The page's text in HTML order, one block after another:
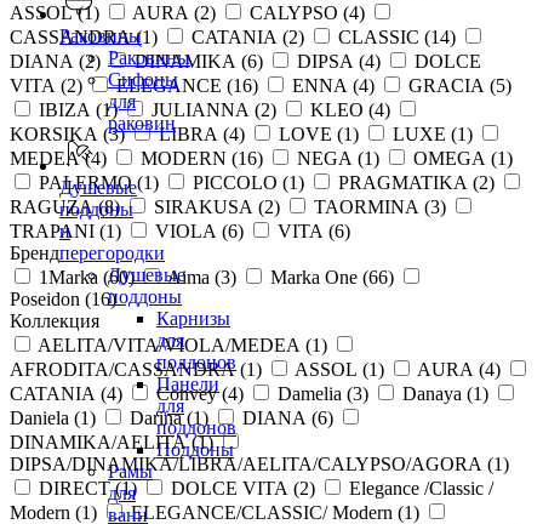
Раковины
Раковины
Сифоны
для
раковин
Душевые
поддоны
и
перегородки
Душевые
поддоны
Карнизы
для
поддонов
Панели
для
поддонов
Поддоны
Рамы
для
ванн
ASSOL (1) AURA (2) CALYPSO (4)
CASSANDRA (1) CATANIA (2) CLASSIC (14)
DIANA (2) DINAMIKA (6) DIPSA (4)
DOLCE
VITA (2) ELEGANCE (16) ENNA (4) GRACIA (5)
IBIZA (1) JULIANNA (2) KLEO (4)
KORSIKA (3) LIBRA (4) LOVE (1) LUXE (1)
MEDEA (4) MODERN (16) NEGA (1) OMEGA (1)
PALERMO (1) PICCOLO (1) PRAGMATIKA (2)
RAGUZA (8) SIRAKUSA (2) TAORMINA (3)
TRAPANI (1) VIOLA (6) VITA (6)
Бренд
1Marka (60) Aima (3) Marka One (66)
Poseidon (16)
Коллекция
AELITA/VITA/VIOLA/MEDEA (1)
AFRODITA/CASSANDRA (1) ASSOL (1) AURA (4)
CATANIA (4) Convey (4) Damelia (3) Danaya (1)
Daniela (1) Darina (1) DIANA (6)
DINAMIKA/AELITA (1)
DIPSA/DINAMIKA/LIBRA/AELITA/CALYPSO/AGORA (1)
DIRECT (1) DOLCE VITA (2)
Elegance /Classic /
Modern (1) ELEGANCE/CLASSIC/ Modern (1)